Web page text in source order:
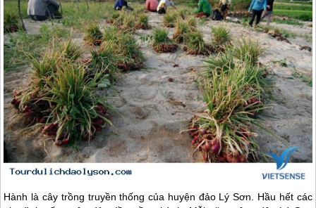
Hành là cây trồng truyền thống của huyện đảo Lý Sơn . Hầu hết các